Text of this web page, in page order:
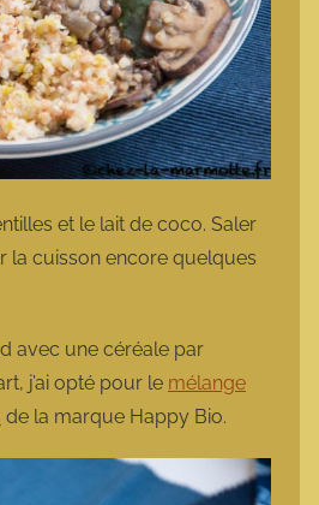
et le lait de coco. Saler
la cuisson encore quelques
avec une céréale par
j’ai opté pour le mélange
de la marque Happy Bio.